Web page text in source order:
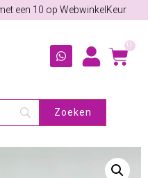
een 10 op WebwinkelKeur
0